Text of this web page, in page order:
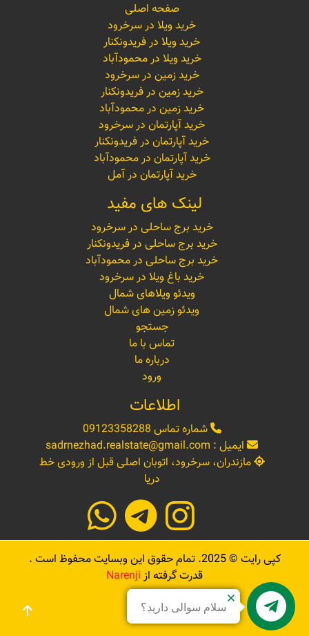
صفحه اصلی
خرید ویلا در سرخرود
خرید ویلا در فریدونکنار
خرید ویلا در محمودآباد
خرید زمین در سرخرود
خرید زمین در فریدونکنار
خرید زمین در محمودآباد
خرید آپارتمان در سرخرود
خرید آپارتمان در فریدونکنار
خرید آپارتمان در محمودآباد
خرید آپارتمان در آمل
لینک های مفید
خرید برج ساحلی در سرخرود
خرید برج ساحلی در فریدونکنار
خرید برج ساحلی در محمودآباد
خرید باغ ویلا در سرخرود
ویدئو ویلاهای شمال
ویدئو زمین های شمال
جستجو
تماس با ما
درباره ما
ورود
اطلاعات
شماره تماس 09123358288
ایمیل : sadrnezhad.realstate@gmail.com
مازندران، سرخرود، اتوبان اصلی قبل از ورودی خط
دریا
کپی رایت ©2025. تمام حقوق این وبسایت محفوظ است .
قدرت گرفته از Narenji
Sadrnezhad
سلام سوالی دارید؟